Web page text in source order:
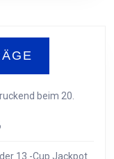
beim 20.
13.-Cup Jackpot